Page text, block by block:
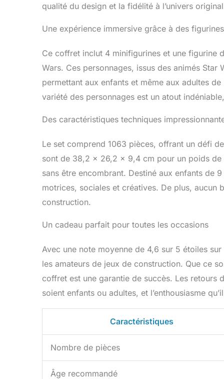
vendus
et aux
qualité du design et la fidélité à l’univers
Une expérience immersive grâce à des
Ce coffret inclut 4 minifigurines et une figurine
Wars. Ces personnages, issus des animés Star
permettant aux enfants et même aux adultes
variété des personnages est un atout
Des caractéristiques techniques
Le set comprend 1063 pièces, offrant un défi
sont de 38,2 x 26,2 x 9,4 cm pour un poids de
sans être encombrant. Destiné aux enfants de
motrices, sociales et créatives. De plus, aucun
construction.
Un cadeau parfait pour toutes les occasions
Avec une note moyenne de 4,6 sur 5 étoiles
les amateurs de jeux de construction. Que ce
coffret est une garantie de succès. Les retours
soient enfants ou adultes, et l’enthousiasme
Caractéristiques
Nombre de pièces
Âge recommandé